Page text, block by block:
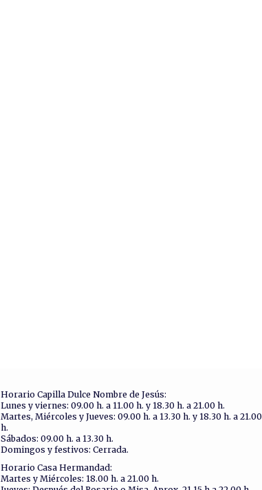
Horario Capilla Dulce Nombre de Jesús:
Lunes y viernes: 09.00 h. a 11.00 h. y 18.30 h. a 21.00 h.
Martes, Miércoles y Jueves: 09.00 h. a 13.30 h. y 18.30 h. a 21.00
h.
Sábados: 09.00 h. a 13.30 h.
Domingos y festivos: Cerrada.
Horario Casa Hermandad:
Martes y Miércoles: 18.00 h. a 21.00 h.